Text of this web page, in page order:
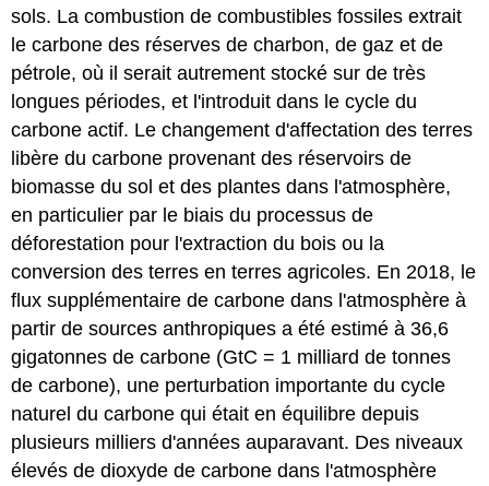
sols. La combustion de combustibles fossiles extrait
le carbone des réserves de charbon, de gaz et de
pétrole, où il serait autrement stocké sur de très
longues périodes, et l'introduit dans le cycle du
carbone actif. Le changement d'affectation des terres
libère du carbone provenant des réservoirs de
biomasse du sol et des plantes dans l'atmosphère,
en particulier par le biais du processus de
déforestation pour l'extraction du bois ou la
conversion des terres en terres agricoles. En 2018, le
flux supplémentaire de carbone dans l'atmosphère à
partir de sources anthropiques a été estimé à 36,6
gigatonnes de carbone (GtC = 1 milliard de tonnes
de carbone), une perturbation importante du cycle
naturel du carbone qui était en équilibre depuis
plusieurs milliers d'années auparavant. Des niveaux
élevés de dioxyde de carbone dans l'atmosphère